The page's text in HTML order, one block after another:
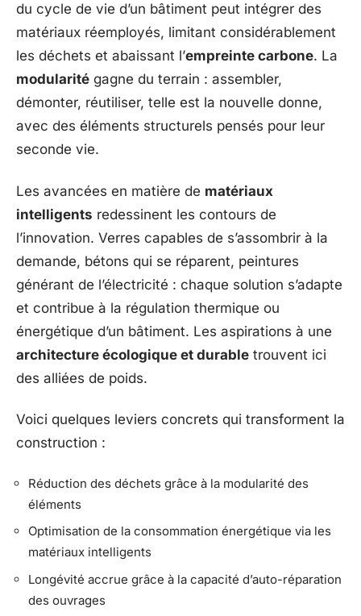
du cycle de vie d’un bâtiment peut intégrer des
matériaux réemployés, limitant considérablement
les déchets et abaissant l’empreinte carbone. La
modularité gagne du terrain : assembler,
démonter, réutiliser, telle est la nouvelle donne,
avec des éléments structurels pensés pour leur
seconde vie.
Les avancées en matière de matériaux
intelligents redessinent les contours de
l’innovation. Verres capables de s’assombrir à la
demande, bétons qui se réparent, peintures
générant de l’électricité : chaque solution s’adapte
et contribue à la régulation thermique ou
énergétique d’un bâtiment. Les aspirations à une
architecture écologique et durable trouvent ici
des alliées de poids.
Voici quelques leviers concrets qui transforment la
construction :
Réduction des déchets grâce à la modularité des
éléments
Optimisation de la consommation énergétique via les
matériaux intelligents
Longévité accrue grâce à la capacité d’auto-réparation
des ouvrages